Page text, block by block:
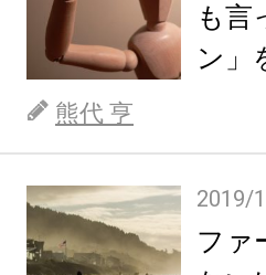
も言
ン」
熊代 亨
2019/
ファ